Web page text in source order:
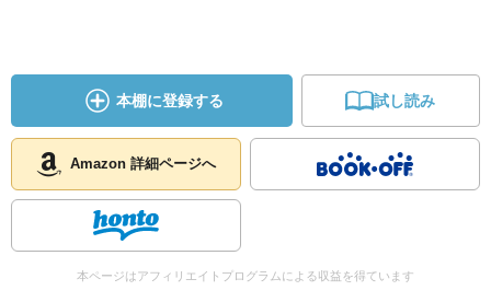
本棚に登録する 試し読み
Amazon 詳細ページへ
本ページはアフィリエイトプログラムによる収益を得ています